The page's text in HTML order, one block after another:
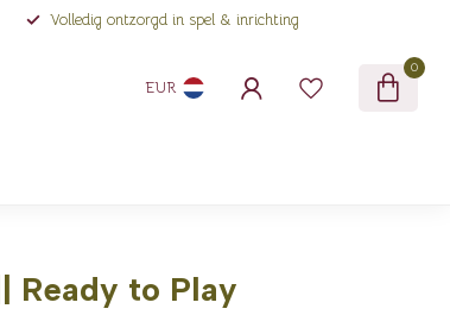
Volledig ontzorgd in spel & inrichting
EUR
0
Ready to Play